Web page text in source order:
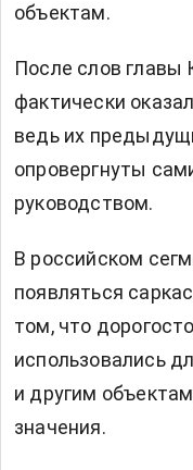
объектам.
После слов главы
фактически
ведь их
опровергнуты
руководством.
В российском
появляться
том, что
использовались
и другим
значения.